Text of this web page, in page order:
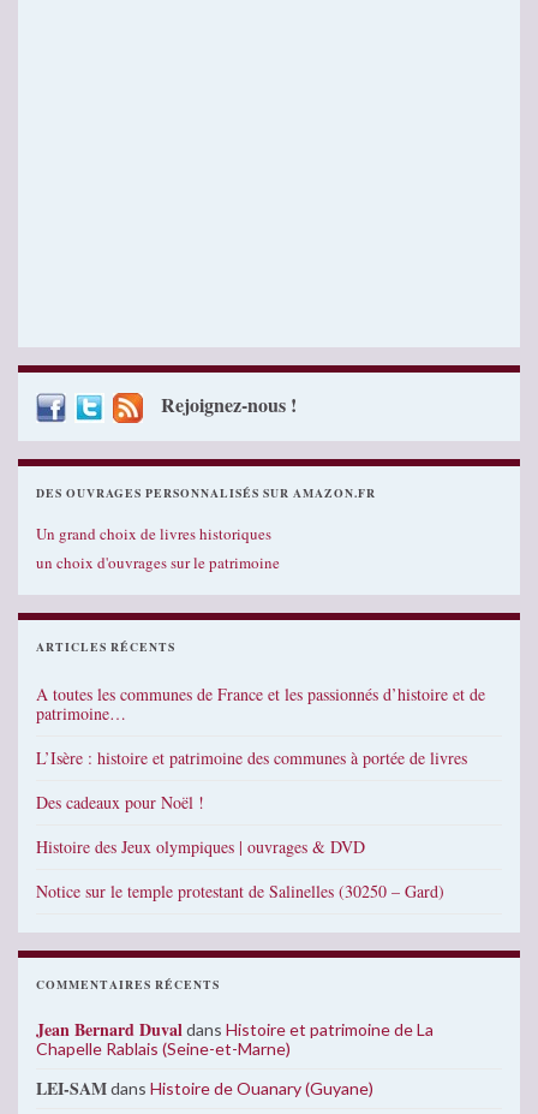
Rejoignez-nous !
DES OUVRAGES PERSONNALISÉS SUR AMAZON.FR
Un grand choix de livres historiques
un choix d'ouvrages sur le patrimoine
ARTICLES RÉCENTS
A toutes les communes de France et les passionnés d’histoire et de
patrimoine…
L’Isère : histoire et patrimoine des communes à portée de livres
Des cadeaux pour Noël !
Histoire des Jeux olympiques | ouvrages & DVD
Notice sur le temple protestant de Salinelles (30250 – Gard)
COMMENTAIRES RÉCENTS
Jean Bernard Duvaldans Histoire et patrimoine de La
Chapelle Rablais (Seine-et-Marne)
LEI-SAMdans Histoire de Ouanary (Guyane)